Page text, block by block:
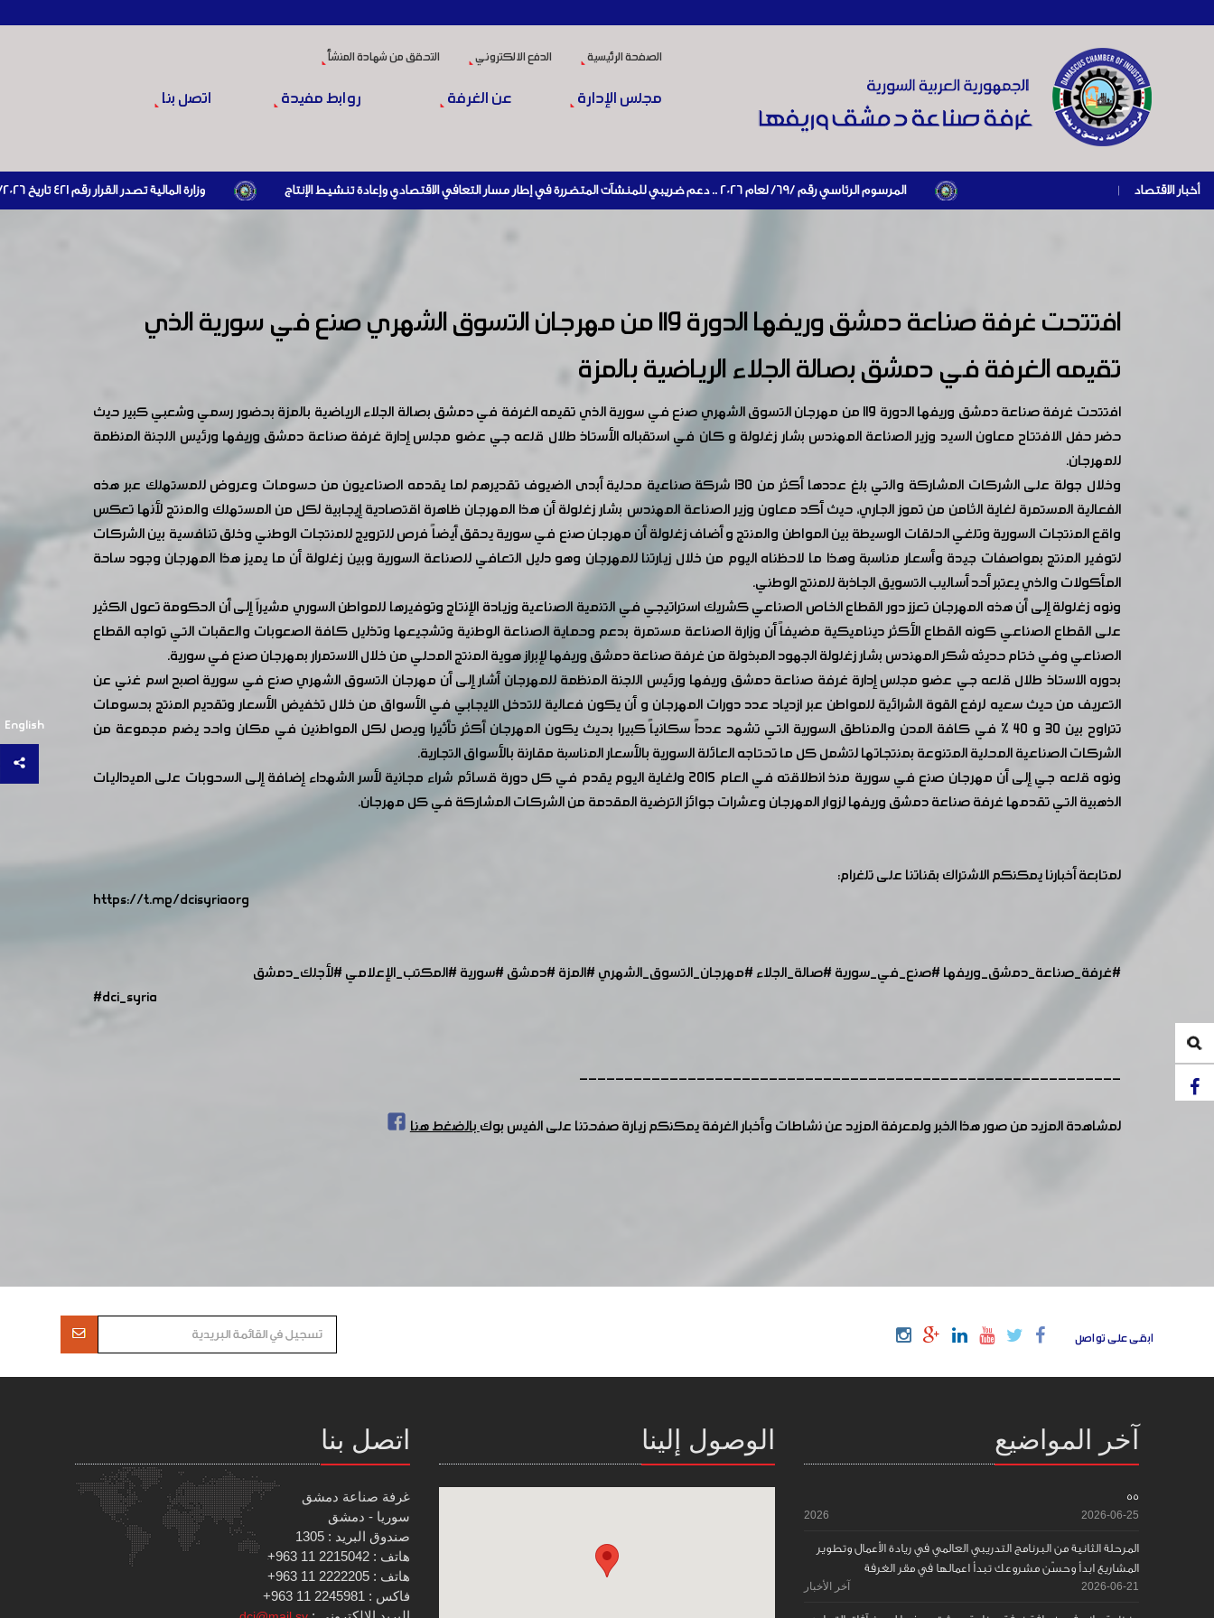
الصفحة الرئيسية الدفع الالكتروني التحقق من شهادة المنشأ
مجلس الإدارة عن الغرفة روابط مفيدة اتصل بنا
أخبار الاقتصاد | المرسوم الرئاسي رقم /69/ لعام 2026 .. دعم ضريبي للمنشآت المتضررة في إطار مسار التعافي الاقتصادي وإعادة تنشيط الإنتاج وزارة المالية تصدر القرار رقم 421 تاريخ 24/3/2026 المتضمن الزام المستوردين بإبراز براءة ذمة مالية سارية صادرة عن الهيئة العامة للضرائب والرسوم أو مديرياتها عند القيام بعمليات الاستيراد
English
افتتحت غرفة صناعة دمشق وريفها الدورة 119 من مهرجان التسوق الشهري صنع في سورية الذي
تقيمه الغرفة في دمشق بصالة الجلاء الرياضية بالمزة
افتتحت غرفة صناعة دمشق وريفها الدورة 119 من مهرجان التسوق الشهري صنع في سورية الذي تقيمه الغرفة في دمشق بصالة الجلاء الرياضية بالمزة بحضور رسمي وشعبي كبير حيث
حضر حفل الافتتاح معاون السيد وزير الصناعة المهندس بشار زغلولة و كان في استقباله الأستاذ طلال قلعه جي عضو مجلس إدارة غرفة صناعة دمشق وريفها ورئيس اللجنة المنظمة
للمهرجان.
وخلال جولة على الشركات المشاركة والتي بلغ عددها أكثر من 130 شركة صناعية محلية أبدى الضيوف تقديرهم لما يقدمه الصناعيون من حسومات وعروض للمستهلك عبر هذه
الفعالية المستمرة لغاية الثامن من تموز الجاري، حيث أكد معاون وزير الصناعة المهندس بشار زغلولة أن هذا المهرجان ظاهرة اقتصادية إيجابية لكل من المستهلك والمنتج لأنها تعكس
واقع المنتجات السورية وتلغي الحلقات الوسيطة بين المواطن والمنتج و أضاف زغلولة أن مهرجان صنع في سورية يحقق أيضاً فرص للترويج للمنتجات الوطني وخلق تنافسية بين الشركات
لتوفير المنتج بمواصفات جيدة وأسعار مناسبة وهذا ما لاحظناه اليوم من خلال زيارتنا للمهرجان وهو دليل التعافي للصناعة السورية وبين زغلولة أن ما يميز هذا المهرجان وجود ساحة
المأكولات والذي يعتبر أحد أساليب التسويق الجاذبة للمنتج الوطني.
ونوه زغلولة إلى أن هذه المهرجان تعزز دور القطاع الخاص الصناعي كشريك استراتيجي في التنمية الصناعية وزيادة الإنتاج وتوفيرها للمواطن السوري مشيراَ إلى أن الحكومة تعول الكثير
على القطاع الصناعي كونه القطاع الأكثر ديناميكية مضيفاً أن وزارة الصناعة مستمرة بدعم وحماية الصناعة الوطنية وتشجيعها وتذليل كافة الصعوبات والعقبات التي تواجه القطاع
الصناعي وفي ختام حديثه شكر المهندس بشار زغلولة الجهود المبذولة من غرفة صناعة دمشق وريفها لإبراز هوية المنتج المحلي من خلال الاستمرار بمهرجان صنع في سورية.
بدوره الاستاذ طلال قلعه جي عضو مجلس إدارة غرفة صناعة دمشق وريفها ورئيس اللجنة المنظمة للمهرجان أشار إلى أن مهرجان التسوق الشهري صنع في سورية اصبح اسم غني عن
التعريف من حيث سعيه لرفع القوة الشرائية للمواطن عبر ازدياد عدد دورات المهرجان و أن يكون فعالية للتدخل الايجابي في الأسواق من خلال تخفيض الأسعار وتقديم المنتج بحسومات
تتراوح بين ٣٠ و ٤٠ ٪ في كافة المدن والمناطق السورية التي تشهد عدداً سكانياً كبيرا بحيث يكون المهرجان أكثر تأثيرا ويصل لكل المواطنين في مكان واحد يضم مجموعة من
الشركات الصناعية المحلية المتنوعة بمنتجاتها لتشمل كل ما تحتاجه العائلة السورية بالأسعار المناسبة مقارنة بالأسواق التجارية.
ونوه قلعه جي إلى أن مهرجان صنع في سورية منذ انطلاقته في العام 2015 ولغاية اليوم يقدم في كل دورة قسائم شراء مجانية لأسر الشهداء إضافة إلى السحوبات على الميداليات
الذهبية التي تقدمها غرفة صناعة دمشق وريفها لزوار المهرجان وعشرات جوائز الترضية المقدمة من الشركات المشاركة في كل مهرجان.
لمتابعة أخبارنا يمكنكم الاشتراك بقناتنا على تلغرام:
https://t.me/dcisyriaorg
#غرفة_صناعة_دمشق_وريفها​​#صنع_في_سورية​​#صالة_الجلاء#مهرجان_التسوق_الشهري​​#المزة#دمشق#سورية#المكتب_الإعلامي#لأجلك_دمشق
#dci_syria
------------------------------------------------------------
لمشاهدة المزيد من صور هذا الخبر ولمعرفة المزيد عن نشاطات وأخبار الغرفة يمكنكم زيارة صفحتنا على الفيس بوكبالضغط هنا
ابقى على تواصل
آخر المواضيع
55
2026-06-25
2026
المرحلة الثانية من البرنامج التدريبي العالمي في ريادة الأعمال وتطوير
المشاريع ابدأ وحسّن مشروعك تبدأ اعمالها في مقر الغرفة
2026-06-21 آخر الأخبار
الوصول إلينا اتصل بنا
غرفة صناعة دمشق
سوريا - دمشق
صندوق البريد : 1305
هاتف : 2215042 11 963+
هاتف : 2222205 11 963+
فاكس : 2245981 11 963+